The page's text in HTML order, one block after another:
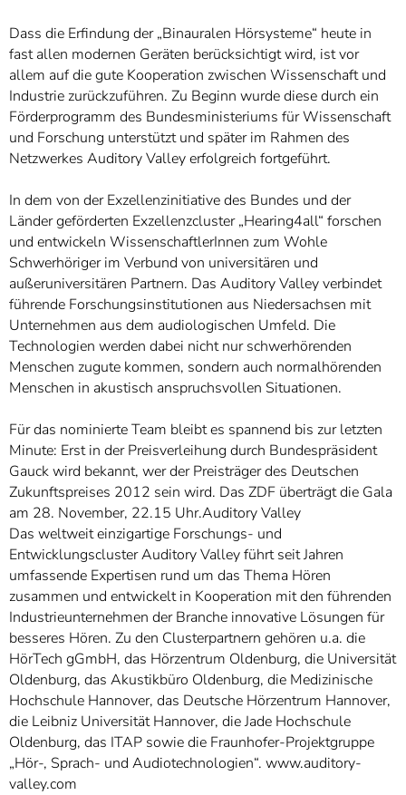
Dass die Erfindung der „Binauralen Hörsysteme“ heute in
fast allen modernen Geräten berücksichtigt wird, ist vor
allem auf die gute Kooperation zwischen Wissenschaft und
Industrie zurückzuführen. Zu Beginn wurde diese durch ein
Förderprogramm des Bundesministeriums für Wissenschaft
und Forschung unterstützt und später im Rahmen des
Netzwerkes Auditory Valley erfolgreich fortgeführt.
In dem von der Exzellenzinitiative des Bundes und der
Länder geförderten Exzellenzcluster „Hearing4all“ forschen
und entwickeln WissenschaftlerInnen zum Wohle
Schwerhöriger im Verbund von universitären und
außeruniversitären Partnern. Das Auditory Valley verbindet
führende Forschungsinstitutionen aus Niedersachsen mit
Unternehmen aus dem audiologischen Umfeld. Die
Technologien werden dabei nicht nur schwerhörenden
Menschen zugute kommen, sondern auch normalhörenden
Menschen in akustisch anspruchsvollen Situationen.
Für das nominierte Team bleibt es spannend bis zur letzten
Minute: Erst in der Preisverleihung durch Bundespräsident
Gauck wird bekannt, wer der Preisträger des Deutschen
Zukunftspreises 2012 sein wird. Das ZDF überträgt die Gala
am 28. November, 22.15 Uhr.Auditory Valley
Das weltweit einzigartige Forschungs- und
Entwicklungscluster Auditory Valley führt seit Jahren
umfassende Expertisen rund um das Thema Hören
zusammen und entwickelt in Kooperation mit den führenden
Industrieunternehmen der Branche innovative Lösungen für
besseres Hören. Zu den Clusterpartnern gehören u.a. die
HörTech gGmbH, das Hörzentrum Oldenburg, die Universität
Oldenburg, das Akustikbüro Oldenburg, die Medizinische
Hochschule Hannover, das Deutsche Hörzentrum Hannover,
die Leibniz Universität Hannover, die Jade Hochschule
Oldenburg, das ITAP sowie die Fraunhofer-Projektgruppe
„Hör-, Sprach- und Audiotechnologien“. www.auditory-
valley.com